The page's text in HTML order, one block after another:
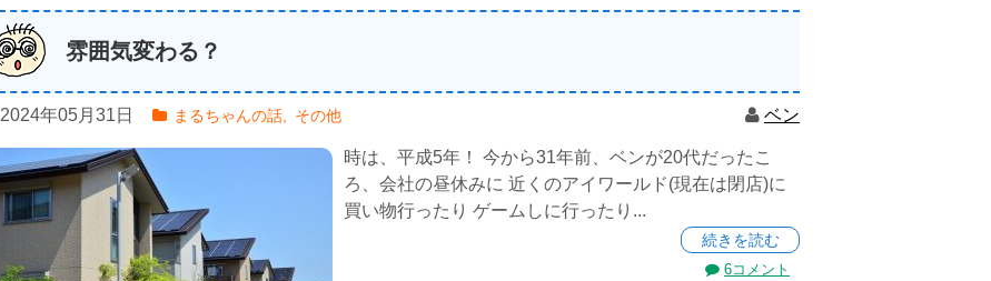
雰囲気変わる？
2024年05月31日 まるちゃんの話, その他 ベン
時は、平成5年！ 今から31年前、ベンが20代だったこ
ろ、会社の昼休みに 近くのアイワールド(現在は閉店)に
買い物行ったり ゲームしに行ったり...
続きを読む
6コメント